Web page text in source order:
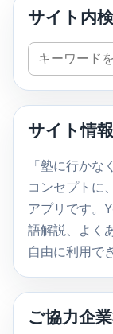
サイト内
サ
イ
ト
検
索
サイト情報
「塾に行か
コンセプトに
アプリです。
語解説、よく
自由に利用で
ご協力企